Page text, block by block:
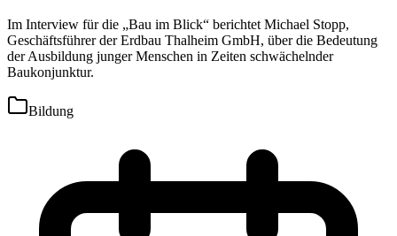
Im Interview für die „Bau im Blick“ berichtet Michael Stopp,
Geschäftsführer der Erdbau Thalheim GmbH, über die Bedeutung
der Ausbildung junger Menschen in Zeiten schwächelnder
Baukonjunktur.
Bildung